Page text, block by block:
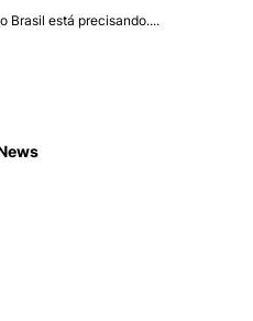
Brasil está precisando....